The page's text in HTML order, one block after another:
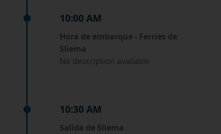
10:00 AM
Hora de embarque - Ferries de
Sliema
No description available
10:30 AM
Salida de Sliema